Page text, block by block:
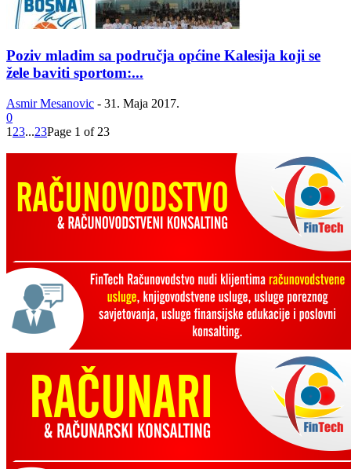
Poziv mladim sa područja općine Kalesija koji se
žele baviti sportom:...
Asmir Mesanovic - 31. Maja 2017.
0
1 23...23Page 1 of 23